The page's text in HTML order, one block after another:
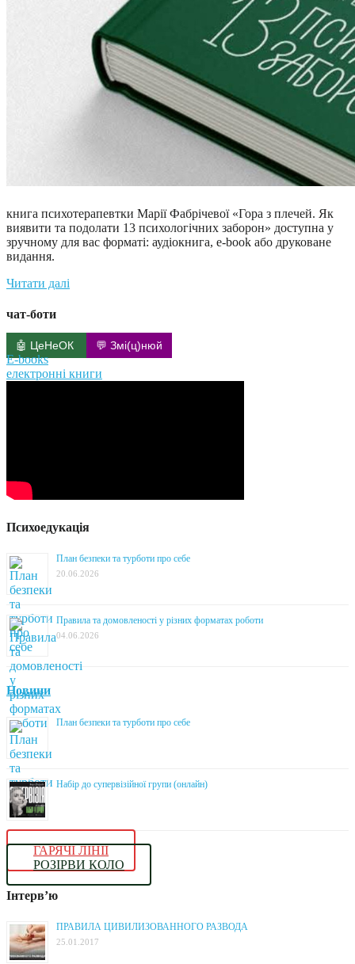
книга психотерапевтки Марії Фабрічевої «Гора з плечей. Як
виявити та подолати 13 психологічних заборон» доступна у
зручному для вас форматі: аудіокнига, e-book або друковане
видання.
Читати далі
чат-боти
🤖 ЦеНеОК 💬 Змі(ц)нюй
E-books
електронні книги
Психоедукація
План безпеки та турботи про себе
20.06.2026
Правила та домовленості у різних форматах роботи
04.06.2026
Новини
План безпеки та турботи про себе
Набір до супервізійної групи (онлайн)
ГАРЯЧІ ЛІНІЇ
РОЗІРВИ КОЛО
Інтерв’ю
ПРАВИЛА ЦИВИЛИЗОВАННОГО РАЗВОДА
25.01.2017